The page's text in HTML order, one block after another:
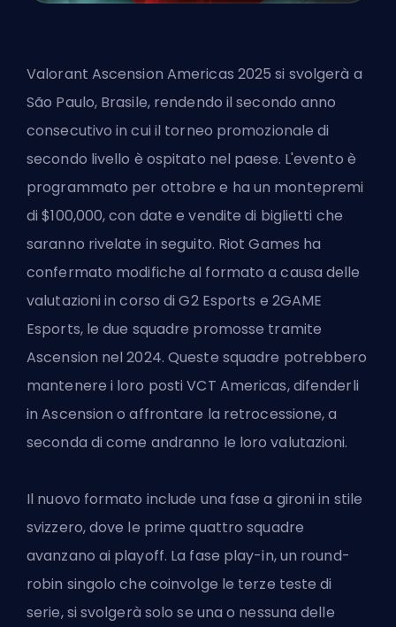
Valorant Ascension Americas 2025 si svolgerà a
São Paulo, Brasile, rendendo il secondo anno
consecutivo in cui il torneo promozionale di
secondo livello è ospitato nel paese. L'evento è
programmato per ottobre e ha un montepremi
di $100,000, con date e vendite di biglietti che
saranno rivelate in seguito. Riot Games ha
confermato modifiche al formato a causa delle
valutazioni in corso di G2 Esports e 2GAME
Esports, le due squadre promosse tramite
Ascension nel 2024. Queste squadre potrebbero
mantenere i loro posti VCT Americas, difenderli
in Ascension o affrontare la retrocessione, a
seconda di come andranno le loro valutazioni.
Il nuovo formato include una fase a gironi in stile
svizzero, dove le prime quattro squadre
avanzano ai playoff. La fase play-in, un round-
robin singolo che coinvolge le terze teste di
serie, si svolgerà solo se una o nessuna delle